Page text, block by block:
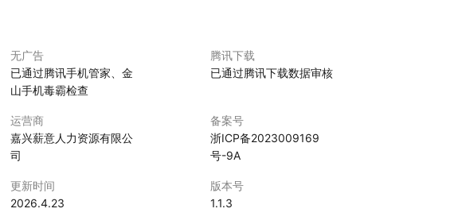
无广告
已通过腾讯手机管家、金
山手机毒霸检查
腾讯下载
已通过腾讯下载数据审核
运营商
嘉兴薪意人力资源有限公
司
备案号
浙ICP备2023009169
号-9A
更新时间
2026.4.23
版本号
1.1.3